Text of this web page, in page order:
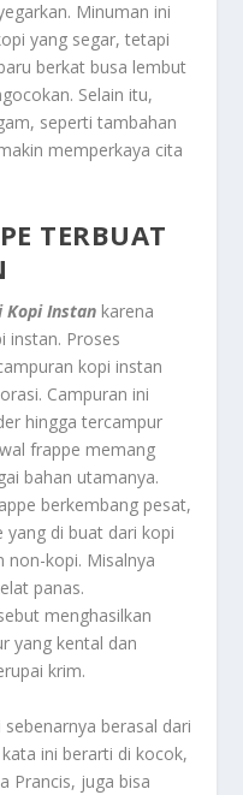
Minuman ini
yang segar, tetapi
berkat busa lembut
Selain itu,
seperti tambahan
memperkaya cita
TERBUAT
Kopi Instan karena
instan. Proses
kopi instan
Campuran ini
hingga tercampur
frappe memang
bahan utamanya.
berkembang pesat,
yang di buat dari kopi
non-kopi. Misalnya
panas.
menghasilkan
yang kental dan
krim.
sebenarnya berasal dari
ini berarti di kocok,
Prancis, juga bisa